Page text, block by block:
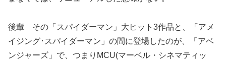
後輩 その「スパイダーマン」大ヒット3作品と、「アメ
イジング･スパイダーマン」の間に登場したのが、「アベ
ンジャーズ」で、つまりMCU(マーベル・シネマティッ